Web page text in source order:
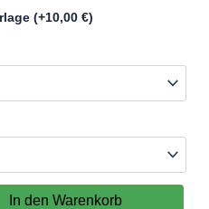
(+10,00 €)
In den Warenkorb